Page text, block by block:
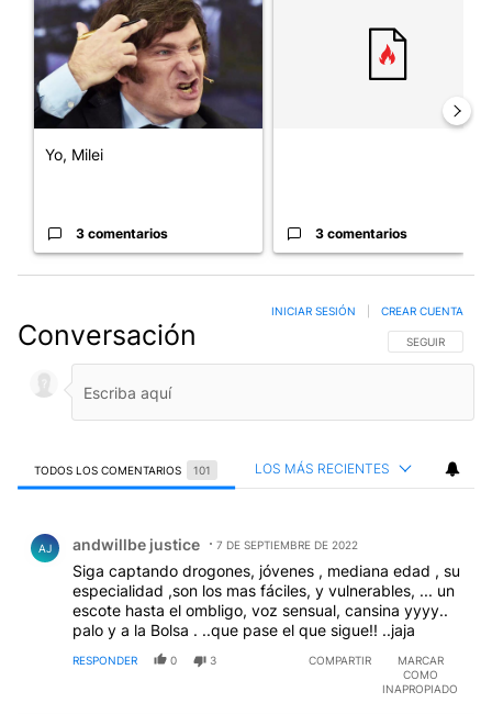
Yo, Milei
3 comentarios 3 comentarios
Conversación SIGA ESTA
SEGUIR
INICIAR SESIÓN CREAR CUENTA
TODOS LOS COMENTARIOS 101 LOS MÁS RECIENTES
AJ andwillbe justice 7 DE SEPTIEMBRE DE 2022
Siga captando drogones, jóvenes , mediana edad , su
especialidad ,son los mas fáciles, y vulnerables, ... un
escote hasta el ombligo, voz sensual, cansina yyyy..
palo y a la Bolsa . ..que pase el que sigue!! ..jaja
RESPONDER 0 3 COMPARTIR
MARCAR
COMO
INAPROPIADO